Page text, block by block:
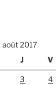
août 2017
J V
3 4